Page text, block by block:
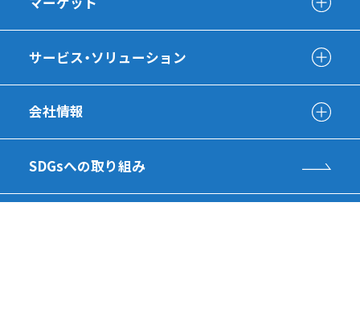
サービス・ソリューション
会社情報
SDGsへの取り組み